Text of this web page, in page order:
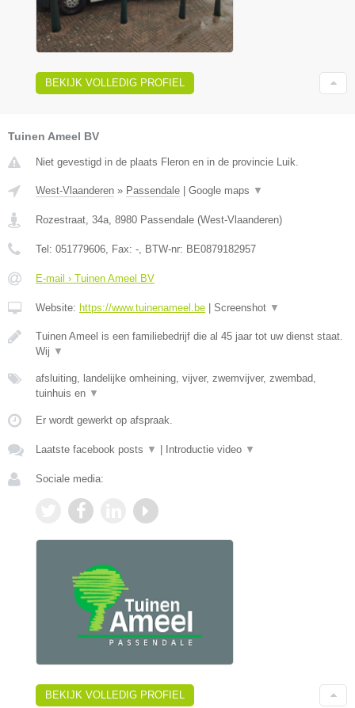
BEKIJK VOLLEDIG PROFIEL
Tuinen Ameel BV
Niet gevestigd in de plaats Fleron en in de provincie Luik.
West-Vlaanderen » Passendale Google maps ▼
Rozestraat, 34a, 8980 Passendale (West-Vlaanderen)
Tel: 051779606, Fax: -, BTW-nr: BE0879182957
E-mail › Tuinen Ameel BV
Website: https://www.tuinenameel.be Screenshot ▼
Tuinen Ameel is een familiebedrijf die al 45 jaar tot uw dienst staat.
Wij ▼
afsluiting, landelijke omheining, vijver, zwemvijver, zwembad,
tuinhuis en ▼
Er wordt gewerkt op afspraak.
Laatste facebook posts ▼ Introductie video ▼
Sociale media:
BEKIJK VOLLEDIG PROFIEL